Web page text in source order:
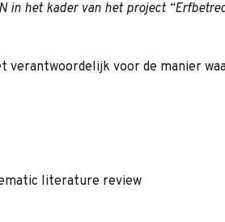
in het kader van het project
verantwoordelijk voor de manier
literature review